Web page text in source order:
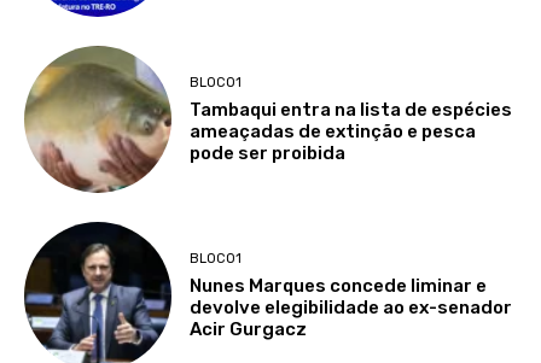
BLOCO1
Tambaqui entra na lista de espécies
ameaçadas de extinção e pesca
pode ser proibida
BLOCO1
Nunes Marques concede liminar e
devolve elegibilidade ao ex-senador
Acir Gurgacz